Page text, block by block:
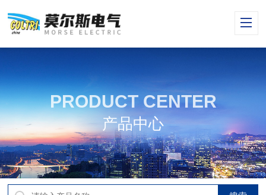
PRODUCT CENTER
产品中心